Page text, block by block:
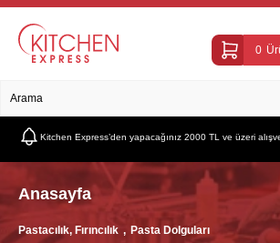
0
Kitchen Express’den yapacağınız 2000 TL ve üzeri
Anasayfa
Pastacılık, Fırıncılık Pasta Dolguları